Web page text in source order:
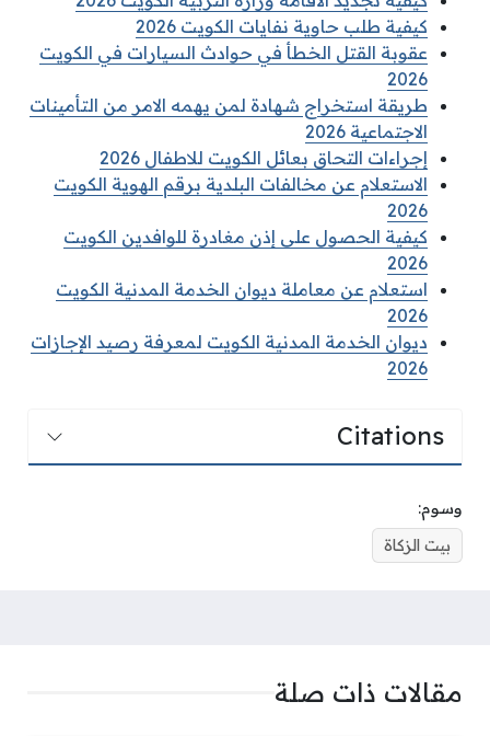
كيفية طلب حاوية نفايات الكويت 2026
عقوبة القتل الخطأ في حوادث السيارات في الكويت
2026
طريقة استخراج شهادة لمن يهمه الامر من التأمينات
الاجتماعية 2026
إجراءات التحاق بعائل الكويت للاطفال 2026
الاستعلام عن مخالفات البلدية برقم الهوية الكويت
2026
كيفية الحصول على إذن مغادرة للوافدين الكويت
2026
استعلام عن معاملة ديوان الخدمة المدنية الكويت
2026
ديوان الخدمة المدنية الكويت لمعرفة رصيد الإجازات
2026
Citations
وسوم:
بيت الزكاة
مقالات ذات صلة